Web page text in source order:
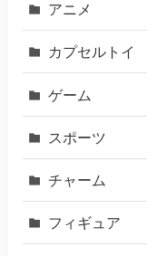
アニメ
カプセルトイ
ゲーム
スポーツ
チャーム
フィギュア